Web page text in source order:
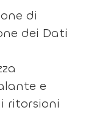
di
dei Dati
e
ritorsioni